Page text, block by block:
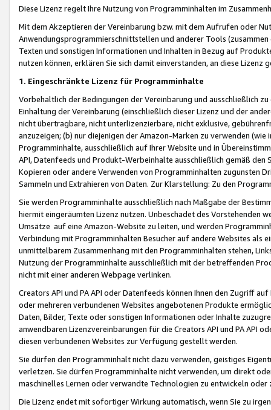
Diese Lizenz regelt Ihre Nutzung von Programminhalten im
Mit dem Akzeptieren der Vereinbarung bzw. mit dem Aufrufen oder
Anwendungsprogrammierschnittstellen und anderer Tools (zusammen
Texten und sonstigen Informationen und Inhalten in Bezug auf
nutzen können, erklären Sie sich damit einverstanden, an diese Lizenz
1. Eingeschränkte Lizenz für Programminhalte
Vorbehaltlich der Bedingungen der Vereinbarung und ausschließlich
Einhaltung der Vereinbarung (einschließlich dieser Lizenz und der
nicht übertragbare, nicht unterlizenzierbare, nicht exklusive,
anzuzeigen; (b) nur diejenigen der Amazon-Marken zu verwenden
Programminhalte, ausschließlich auf Ihrer Website und in
API, Datenfeeds und Produkt-Werbeinhalte ausschließlich gemäß
Kopieren oder andere Verwenden von Programminhalten zugunsten
Sammeln und Extrahieren von Daten. Zur Klarstellung: Zu den
Sie werden Programminhalte ausschließlich nach Maßgabe der
hiermit eingeräumten Lizenz nutzen. Unbeschadet des Vorstehenden
Umsätze auf eine Amazon-Website zu leiten, und werden
Verbindung mit Programminhalten Besucher auf andere Websites als
unmittelbarem Zusammenhang mit den Programminhalten stehen,
Nutzung der Programminhalte ausschließlich mit der betreffenden
nicht mit einer anderen Webpage verlinken.
Creators API und PA API oder Datenfeeds können Ihnen den Zugriff
oder mehreren verbundenen Websites angebotenen Produkte
Daten, Bilder, Texte oder sonstigen Informationen oder Inhalte
anwendbaren Lizenzvereinbarungen für die Creators API und PA API
diesen verbundenen Websites zur Verfügung gestellt werden.
Sie dürfen den Programminhalt nicht dazu verwenden, geistiges
verletzen. Sie dürfen Programminhalte nicht verwenden, um direkt
maschinelles Lernen oder verwandte Technologien zu entwickeln
Die Lizenz endet mit sofortiger Wirkung automatisch, wenn Sie zu